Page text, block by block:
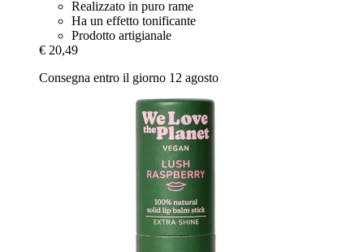
Realizzato in puro rame
Ha un effetto tonificante
Prodotto artigianale
€ 20,49
Consegna entro il giorno 12 agosto